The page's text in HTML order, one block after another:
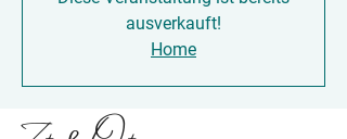
ausverkauft!
Home